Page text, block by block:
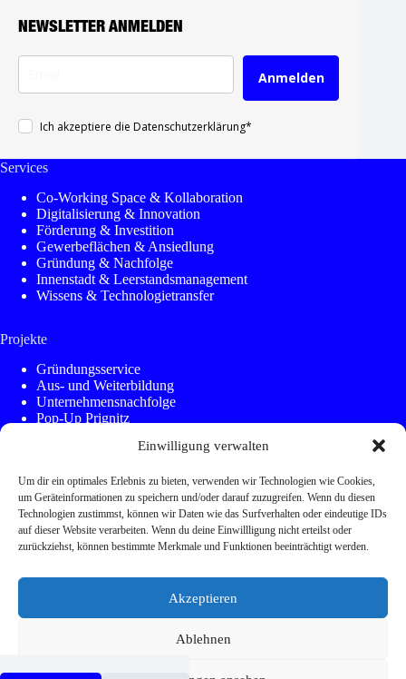
Einwilligung verwalten
Um dir ein optimales Erlebnis zu bieten, verwenden wir Technologien wie Cookies,
um Geräteinformationen zu speichern und/oder darauf zuzugreifen. Wenn du diesen
Technologien zustimmst, können wir Daten wie das Surfverhalten oder eindeutige IDs
auf dieser Website verarbeiten. Wenn du deine Einwillligung nicht erteilst oder
zurückziehst, können bestimmte Merkmale und Funktionen beeinträchtigt werden.
Akzeptieren
Ablehnen
NEWSLETTER ANMELDEN
Anmelden
Ich akzeptiere die Datenschutzerklärung*
Services
Co-Working Space & Kollaboration
Digitalisierung & Innovation
Förderung & Investition
Gewerbeflächen & Ansiedlung
Gründung & Nachfolge
Innenstadt & Leerstandsmanagement
Wissens & Technologietransfer
Projekte
Gründungsservice
Aus- und Weiterbildung
Unternehmensnachfolge
Pop-Up Prignitz
Kommunen Innovativ
Elbe-Valley
Bikesharing
SONSTIGES
Datenschutz